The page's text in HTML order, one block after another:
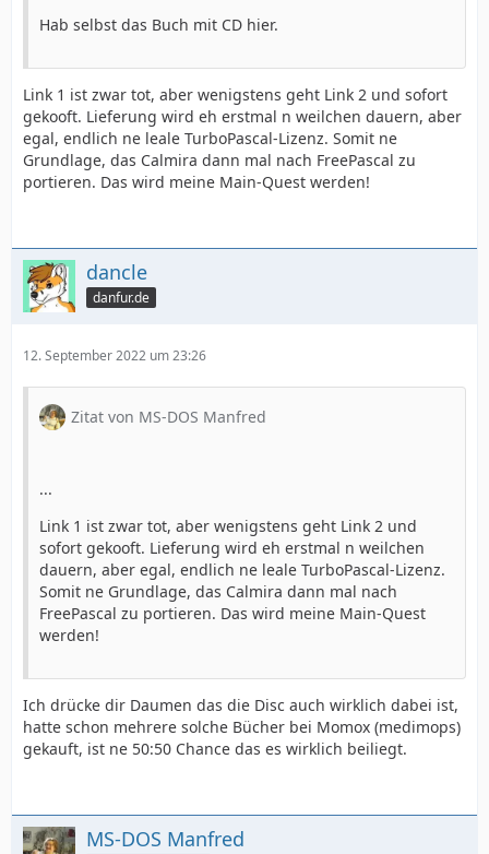
Hab selbst das Buch mit CD hier.
Link 1 ist zwar tot, aber wenigstens geht Link 2 und sofort
gekooft. Lieferung wird eh erstmal n weilchen dauern, aber
egal, endlich ne leale TurboPascal-Lizenz. Somit ne
Grundlage, das Calmira dann mal nach FreePascal zu
portieren. Das wird meine Main-Quest werden!
dancle
danfur.de
12. September 2022 um 23:26
Zitat von MS-DOS Manfred
...
Link 1 ist zwar tot, aber wenigstens geht Link 2 und
sofort gekooft. Lieferung wird eh erstmal n weilchen
dauern, aber egal, endlich ne leale TurboPascal-Lizenz.
Somit ne Grundlage, das Calmira dann mal nach
FreePascal zu portieren. Das wird meine Main-Quest
werden!
Ich drücke dir Daumen das die Disc auch wirklich dabei ist,
hatte schon mehrere solche Bücher bei Momox (medimops)
gekauft, ist ne 50:50 Chance das es wirklich beiliegt.
MS-DOS Manfred